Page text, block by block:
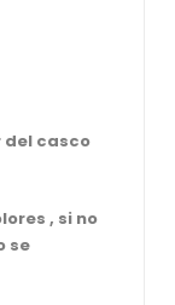
del casco
, si no
se